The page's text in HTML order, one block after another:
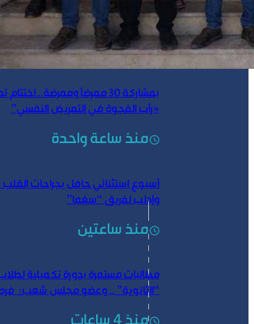
بمشاركة 30 ممرضاً وممرضة..
«رأب الفجوة في التمريض النفسي”
منذ ساعة واحدة
أسبوع استثنائي حافل بجراحات
وإدلب لفريق “سغما”
منذ ساعتين
مطالبات مستمرة بدورة تكميلية
“الثانوية” .. وعضو مجلس شعب:
لتحسين النتائج